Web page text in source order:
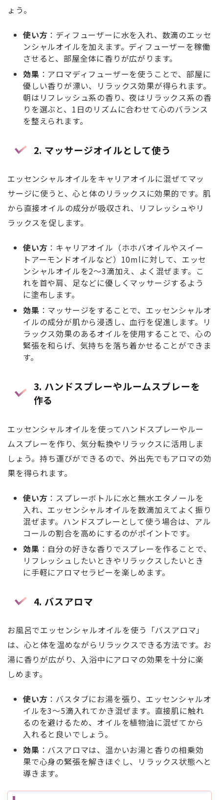
ょう。
使い方 ：ディフューザーに水を入れ、数滴のエッセ
ンシャルオイルを加えます。ディフューザーを稼働
させると、部屋全体に香りが広がります。
効果 ：アロマディフューザーを使うことで、部屋に
優しい香りが漂い、リラックス効果が得られます。
朝はリフレッシュ系の香り、夜はリラックス系の香
りを選ぶと、1日のリズムに合わせて心のバランス
を整えられます。
2. マッサージオイルとして使う
エッセンシャルオイルをキャリアオイルに混ぜてマッ
サージに使うと、心と体のリラックスに効果的です。肌
から直接オイルの成分が吸収され、リフレッシュやリ
ラックスを促します。
使い方 ：キャリアオイル（ホホバオイルやスイー
トアーモンドオイルなど）10mlに対して、エッセ
ンシャルオイルを2～3滴加え、よく混ぜます。こ
れを首や肩、足などに優しくマッサージするよう
に塗布します。
効果 ：マッサージをすることで、エッセンシャルオ
イルの成分が肌から浸透し、血行を促進します。リ
ラックス効果のあるオイルを使用することで、心の
緊張を和らげ、気持ちを落ち着かせることができま
す。
3. ハンドスプレーやルームスプレーを
作る
エッセンシャルオイルを使ってハンドスプレーやルー
ムスプレーを作り、気分転換やリラックスに活用しま
しょう。持ち運びができるので、外出先でもアロマの効
果を得られます。
使い方 ：スプレーボトルに水と無水エタノールを
入れ、エッセンシャルオイルを数滴加えてよく振り
混ぜます。ハンドスプレーとして使う場合は、アル
コールの割合を高めにするのがポイントです。
効果 ：自分の好きな香りでスプレーを作ることで、
リフレッシュしたいときやリラックスしたいとき
に手軽にアロマセラピーを楽しめます。
4. バスアロマ
お風呂でエッセンシャルオイルを使う「バスアロマ」
は、心と体を温めながらリラックスできる方法です。お
湯に香りが広がり、入浴中にアロマの効果を十分に楽
しめます。
使い方 ：バスタブにお湯を張り、エッセンシャルオ
イルを3～5滴入れてかき混ぜます。直接肌に触れ
るのを避けるため、オイルを植物油に混ぜてから
入れると良いでしょう。
効果 ：バスアロマは、温かいお湯と香りの相乗効
果で心身の緊張を解きほぐし、リラックス状態へと
導きます。